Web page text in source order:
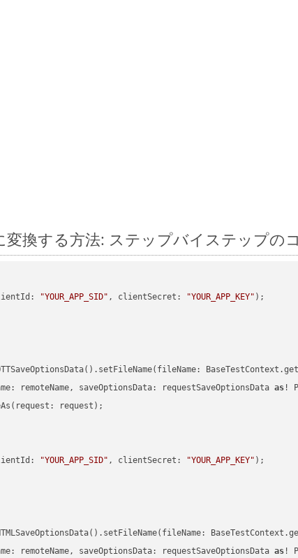
変換する方法: ステップバイステップの
"YOUR_APP_SID" , clientSecret: "YOUR_APP_KEY" )
remoteName, saveOptionsData: requestSaveOptionsData as
request);
"YOUR_APP_SID" , clientSecret: "YOUR_APP_KEY" )
remoteName, saveOptionsData: requestSaveOptionsData as